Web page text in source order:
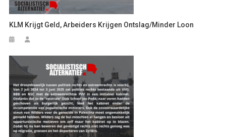
KLM Krijgt Geld, Arbeiders Krijgen Ontslag/minder Loon